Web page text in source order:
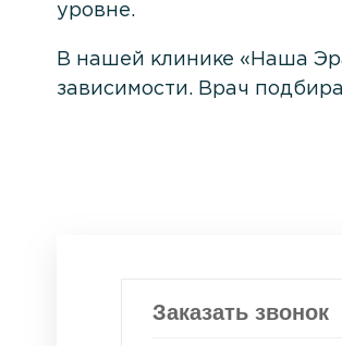
уровне.
В нашей клинике «Наша
зависимости. Врач